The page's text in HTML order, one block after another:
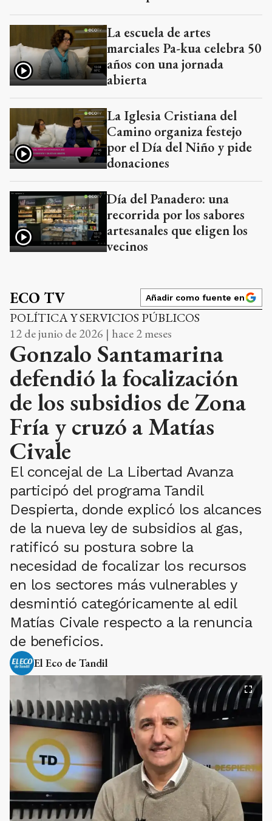
La escuela de artes
marciales Pa-kua celebra 50
años con una jornada
abierta
La Iglesia Cristiana del
Camino organiza festejo
por el Día del Niño y pide
donaciones
Día del Panadero: una
recorrida por los sabores
artesanales que eligen los
vecinos
ECO TV Añadir como fuente en
POLÍTICA Y SERVICIOS PÚBLICOS
12 de junio de 2026 | hace 2 meses
Gonzalo Santamarina
defendió la focalización
de los subsidios de Zona
Fría y cruzó a Matías
Civale
El concejal de La Libertad Avanza
participó del programa Tandil
Despierta, donde explicó los alcances
de la nueva ley de subsidios al gas,
ratificó su postura sobre la
necesidad de focalizar los recursos
en los sectores más vulnerables y
desmintió categóricamente al edil
Matías Civale respecto a la renuncia
de beneficios.
El Eco de Tandil